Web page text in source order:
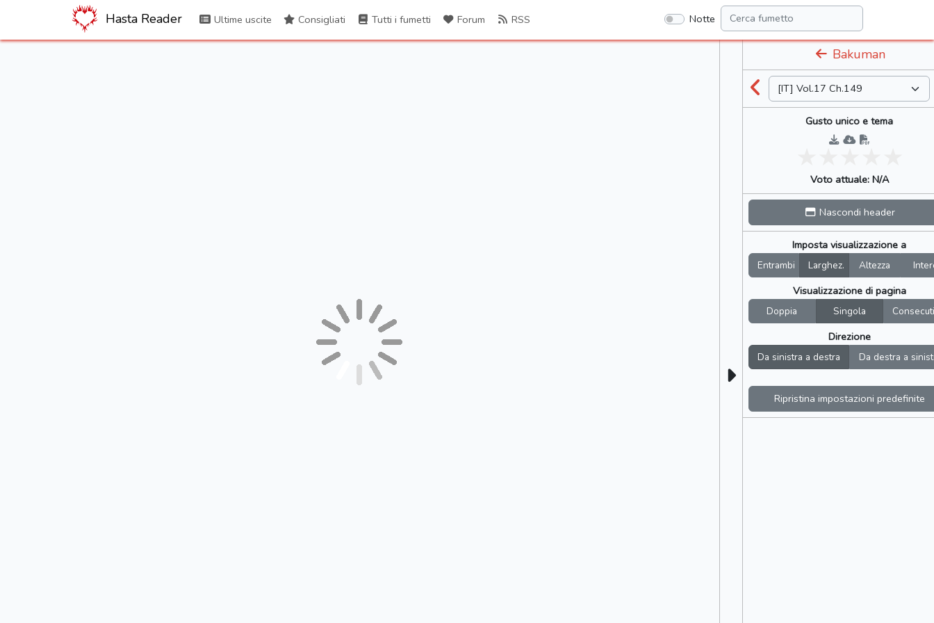
Hasta Reader Ultime uscite Consigliati Tutti i fumetti Forum RSS Notte
Bakuman
Gusto unico e tema
Voto attuale: N/A
Nascondi header
Imposta visualizzazione a
Entrambi Larghez. Altezza
Visualizzazione di pagina
Doppia Singola
Direzione
Da sinistra a destra Da destra a
Ripristina impostazioni predefinite